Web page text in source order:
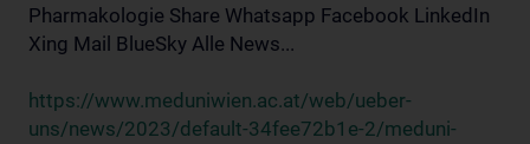
Pharmakologie Share Whatsapp Facebook LinkedIn
Xing Mail BlueSky Alle News...
https://www.meduniwien.ac.at/web/ueber-
uns/news/2023/default-34fee72b1e-2/meduni-